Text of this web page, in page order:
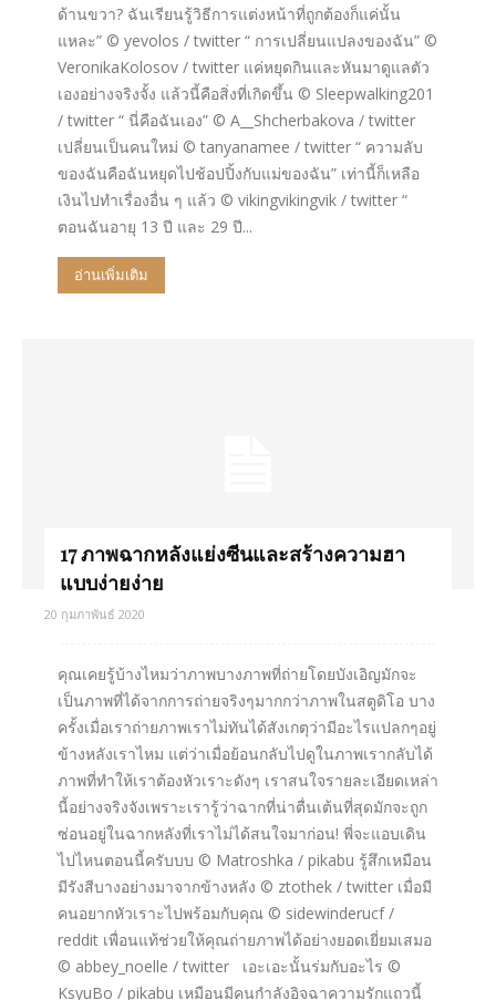
ด้านขวา? ฉันเรียนรู้วิธีการแต่งหน้าที่ถูกต้องก็แค่นั้น
แหละ” © yevolos / twitter “ การเปลี่ยนแปลงของฉัน” ©
VeronikaKolosov / twitter แค่หยุดกินและหันมาดูแลตัว
เองอย่างจริงจั้ง แล้วนี้คือสิ่งที่เกิดขึ้น © Sleepwalking201
/ twitter “ นี่คือฉันเอง” © A__Shcherbakova / twitter
เปลี่ยนเป็นคนใหม่ © tanyanamee / twitter “ ความลับ
ของฉันคือฉันหยุดไปช้อปปิ้งกับแม่ของฉัน” เท่านี้ก็เหลือ
เงินไปทำเรื่องอื่น ๆ แล้ว © vikingvikingvik / twitter “
ตอนฉันอายุ 13 ปี และ 29 ปี...
อ่านเพิ่มเติม
17 ภาพฉากหลังแย่งซีนและสร้างความฮา
แบบง่ายง่าย
20 กุมภาพันธ์ 2020
คุณเคยรู้บ้างไหมว่าภาพบางภาพที่ถ่ายโดยบังเอิญมักจะ
เป็นภาพที่ได้จากการถ่ายจริงๆมากกว่าภาพในสตูดิโอ บาง
ครั้งเมื่อเราถ่ายภาพเราไม่ทันได้สังเกตุว่ามีอะไรแปลกๆอยู่
ข้างหลังเราไหม แต่ว่าเมื่อย้อนกลับไปดูในภาพเรากลับได้
ภาพที่ทำให้เราต้องหัวเราะดังๆ เราสนใจรายละเอียดเหล่า
นี้อย่างจริงจังเพราะเรารู้ว่าฉากที่น่าตื่นเต้นที่สุดมักจะถูก
ซ่อนอยู่ในฉากหลังที่เราไม่ได้สนใจมาก่อน! พี่จะแอบเดิน
ไปไหนตอนนี้ครับบบ © Matroshka / pikabu รู้สึกเหมือน
มีรังสีบางอย่างมาจากข้างหลัง © ztothek / twitter เมื่อมี
คนอยากหัวเราะไปพร้อมกับคุณ © sidewinderucf /
reddit เพื่อนแท้ช่วยให้คุณถ่ายภาพได้อย่างยอดเยี่ยมเสมอ
© abbey_noelle / twitter เอะเอะนั้นร่มกับอะไร ©
KsyuBo / pikabu เหมือนมีคนกำลังอิจฉาความรักแถวนี้